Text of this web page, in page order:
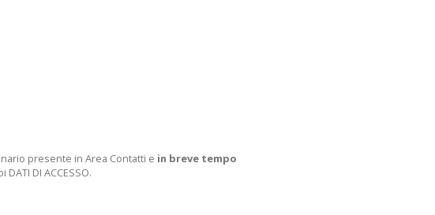
presente in Area Contatti e in breve tempo
DI ACCESSO.